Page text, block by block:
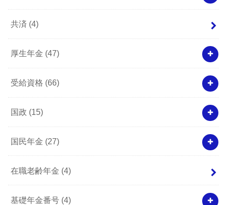
共済 (4)
厚生年金 (47)
受給資格 (66)
国政 (15)
国民年金 (27)
在職老齢年金 (4)
基礎年金番号 (4)